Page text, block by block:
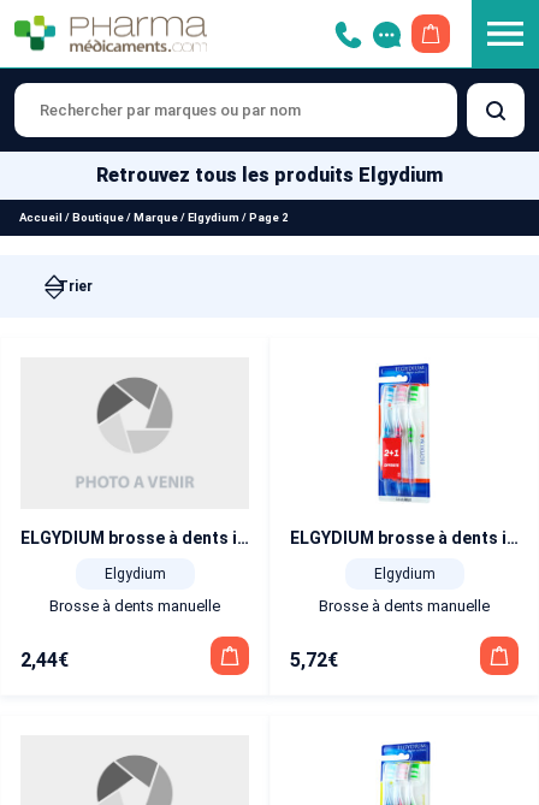
Retrouvez tous les produits Elgydium
Accueil / Boutique/ Marque/ Elgydium / Page 2
ELGYDIUM brosse à dents interactive médium
Elgydium
Brosse à dents manuelle
2,44€
ELGYDIUM brosse à dents interactive médium trio
Elgydium
Brosse à dents manuelle
5,72€